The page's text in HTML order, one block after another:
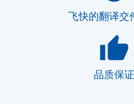
飞快的翻译交
品质保证